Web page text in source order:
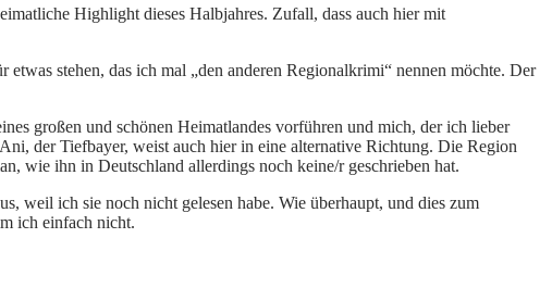
Highlight dieses Halbjahres. Zufall, dass auch hier mit
stehen, das ich mal „den anderen Regionalkrimi“ nennen möchte. Der
großen und schönen Heimatlandes vorführen und mich, der ich lieber
der Tiefbayer, weist auch hier in eine alternative Richtung. Die Region
wie ihn in Deutschland allerdings noch keine/r geschrieben hat.
weil ich sie noch nicht gelesen habe. Wie überhaupt, und dies zum
ich einfach nicht.